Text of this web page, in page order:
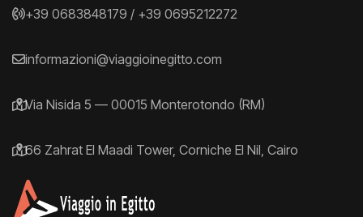
+39 0683848179 / +39 0695212272
informazioni@viaggioinegitto.com
Via Nisida 5 — 00015 Monterotondo (RM)
66 Zahrat El Maadi Tower, Corniche El Nil, Cairo